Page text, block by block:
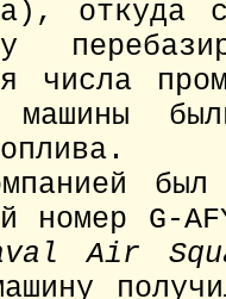
откуда
числа
машины
был
номер G-
Air